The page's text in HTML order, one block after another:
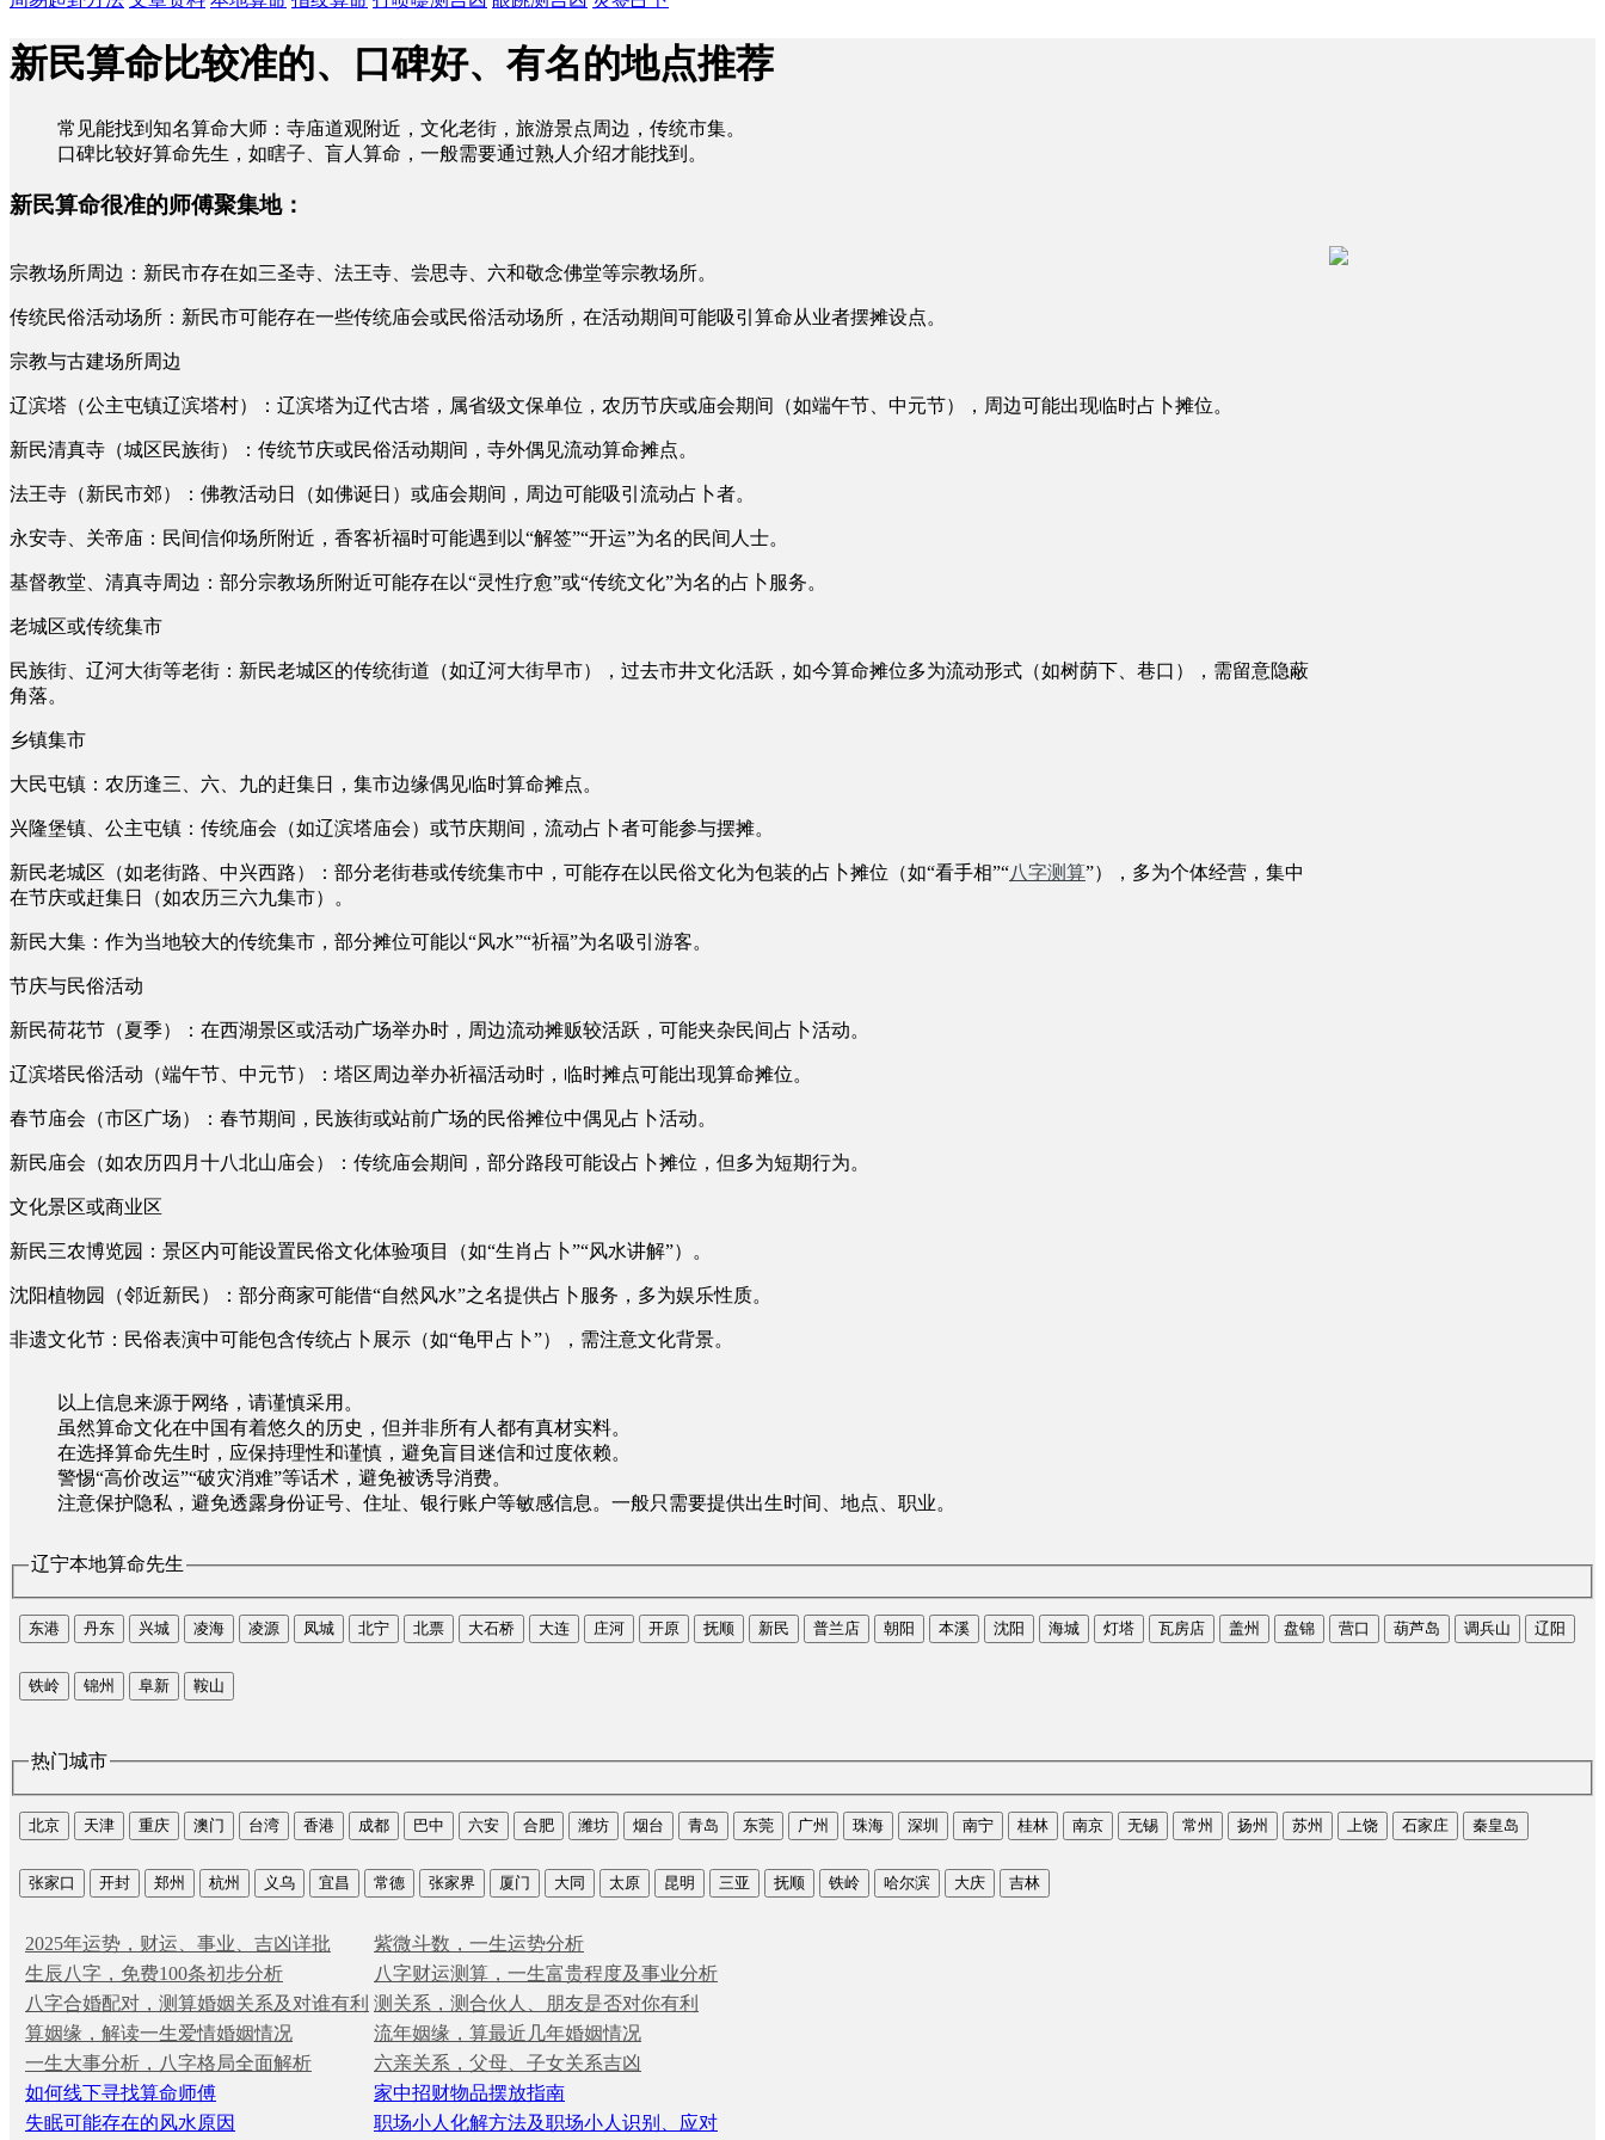
新民算命比较准的、口碑好、有名的地点推荐
常见能找到知名算命大师：寺庙道观附近，文化老街，旅游景点周边，传统市集。
口碑比较好算命先生，如瞎子、盲人算命，一般需要通过熟人介绍才能找到。
新民算命很准的师傅聚集地：
宗教场所周边：新民市存在如三圣寺、法王寺、尝思寺、六和敬念佛堂等宗教场所。
传统民俗活动场所：新民市可能存在一些传统庙会或民俗活动场所，在活动期间可能吸引算命从业者摆摊设点。
宗教与古建场所周边
辽滨塔（公主屯镇辽滨塔村）：辽滨塔为辽代古塔，属省级文保单位，农历节庆或庙会期间（如端午节、中元节），周边可能出现临时占卜摊位。
新民清真寺（城区民族街）：传统节庆或民俗活动期间，寺外偶见流动算命摊点。
法王寺（新民市郊）：佛教活动日（如佛诞日）或庙会期间，周边可能吸引流动占卜者。
永安寺、关帝庙：民间信仰场所附近，香客祈福时可能遇到以“解签”“开运”为名的民间人士。
基督教堂、清真寺周边：部分宗教场所附近可能存在以“灵性疗愈”或“传统文化”为名的占卜服务。
老城区或传统集市
民族街、辽河大街等老街：新民老城区的传统街道（如辽河大街早市），过去市井文化活跃，如今算命摊位多为流动形式（如树荫下、巷口），需留意隐蔽
角落。
乡镇集市
大民屯镇：农历逢三、六、九的赶集日，集市边缘偶见临时算命摊点。
兴隆堡镇、公主屯镇：传统庙会（如辽滨塔庙会）或节庆期间，流动占卜者可能参与摆摊。
新民老城区（如老街路、中兴西路）：部分老街巷或传统集市中，可能存在以民俗文化为包装的占卜摊位（如“看手相”“八字测算”），多为个体经营，集中
在节庆或赶集日（如农历三六九集市）。
新民大集：作为当地较大的传统集市，部分摊位可能以“风水”“祈福”为名吸引游客。
节庆与民俗活动
新民荷花节（夏季）：在西湖景区或活动广场举办时，周边流动摊贩较活跃，可能夹杂民间占卜活动。
辽滨塔民俗活动（端午节、中元节）：塔区周边举办祈福活动时，临时摊点可能出现算命摊位。
春节庙会（市区广场）：春节期间，民族街或站前广场的民俗摊位中偶见占卜活动。
新民庙会（如农历四月十八北山庙会）：传统庙会期间，部分路段可能设占卜摊位，但多为短期行为。
文化景区或商业区
新民三农博览园：景区内可能设置民俗文化体验项目（如“生肖占卜”“风水讲解”）。
沈阳植物园（邻近新民）：部分商家可能借“自然风水”之名提供占卜服务，多为娱乐性质。
非遗文化节：民俗表演中可能包含传统占卜展示（如“龟甲占卜”），需注意文化背景。
以上信息来源于网络，请谨慎采用。
虽然算命文化在中国有着悠久的历史，但并非所有人都有真材实料。
在选择算命先生时，应保持理性和谨慎，避免盲目迷信和过度依赖。
警惕“高价改运”“破灾消难”等话术，避免被诱导消费。
注意保护隐私，避免透露身份证号、住址、银行账户等敏感信息。一般只需要提供出生时间、地点、职业。
辽宁本地算命先生
东港 丹东 兴城 凌海 凌源 凤城 北宁 北票 大石桥 大连 庄河 开原 抚顺 新民 普兰店 朝阳 本溪 沈阳 海城 灯塔 瓦房店 盖州 盘锦 营口 葫芦岛 调兵山 辽阳
铁岭 锦州 阜新 鞍山
热门城市
北京 天津 重庆 澳门 台湾 香港 成都 巴中 六安 合肥 潍坊 烟台 青岛 东莞 广州 珠海 深圳 南宁 桂林 南京 无锡 常州 扬州 苏州 上饶 石家庄 秦皇岛
张家口 开封 郑州 杭州 义乌 宜昌 常德 张家界 厦门 大同 太原 昆明 三亚 抚顺 铁岭 哈尔滨 大庆 吉林
2025年运势，财运、事业、吉凶详批
紫微斗数，一生运势分析
生辰八字，免费100条初步分析
八字财运测算，一生富贵程度及事业分析
八字合婚配对，测算婚姻关系及对谁有利 测关系，测合伙人、朋友是否对你有利
算姻缘，解读一生爱情婚姻情况
流年姻缘，算最近几年婚姻情况
一生大事分析，八字格局全面解析
六亲关系，父母、子女关系吉凶
如何线下寻找算命师傅
家中招财物品摆放指南
失眠可能存在的风水原因
职场小人化解方法及职场小人识别、应对